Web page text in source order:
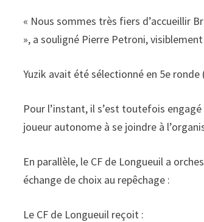
« Nous sommes très fiers d’accueillir
», a souligné Pierre Petroni,
Yuzik avait été sélectionné en 5e
Pour l’instant, il s’est toutefois
joueur autonome à se joindre à
En parallèle, le CF de Longueuil a
échange de choix au repêchage :
Le CF de Longueuil reçoit :